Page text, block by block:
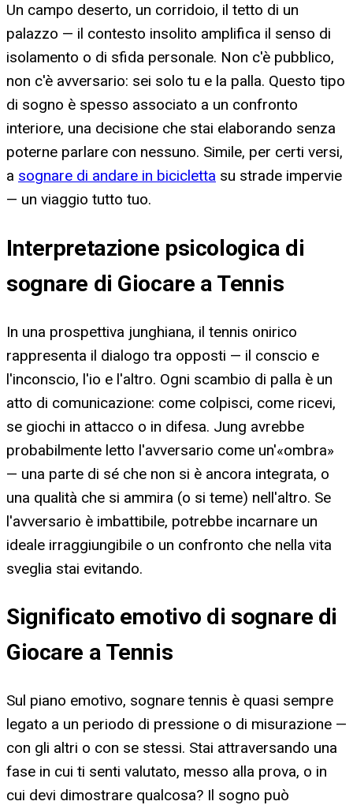
Un campo deserto, un corridoio, il tetto di un
palazzo — il contesto insolito amplifica il senso di
isolamento o di sfida personale. Non c'è pubblico,
non c'è avversario: sei solo tu e la palla. Questo tipo
di sogno è spesso associato a un confronto
interiore, una decisione che stai elaborando senza
poterne parlare con nessuno. Simile, per certi versi,
a sognare di andare in bicicletta su strade impervie
— un viaggio tutto tuo.
Interpretazione psicologica di
sognare di Giocare a Tennis
In una prospettiva junghiana, il tennis onirico
rappresenta il dialogo tra opposti — il conscio e
l'inconscio, l'io e l'altro. Ogni scambio di palla è un
atto di comunicazione: come colpisci, come ricevi,
se giochi in attacco o in difesa. Jung avrebbe
probabilmente letto l'avversario come un'«ombra»
— una parte di sé che non si è ancora integrata, o
una qualità che si ammira (o si teme) nell'altro. Se
l'avversario è imbattibile, potrebbe incarnare un
ideale irraggiungibile o un confronto che nella vita
sveglia stai evitando.
Significato emotivo di sognare di
Giocare a Tennis
Sul piano emotivo, sognare tennis è quasi sempre
legato a un periodo di pressione o di misurazione —
con gli altri o con se stessi. Stai attraversando una
fase in cui ti senti valutato, messo alla prova, o in
cui devi dimostrare qualcosa? Il sogno può